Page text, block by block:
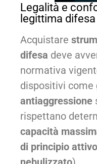
Legalità e
legittima
Acquistare
difesa deve
normativa
dispositivi come
antiaggressione
rispettano
capacità
di principio